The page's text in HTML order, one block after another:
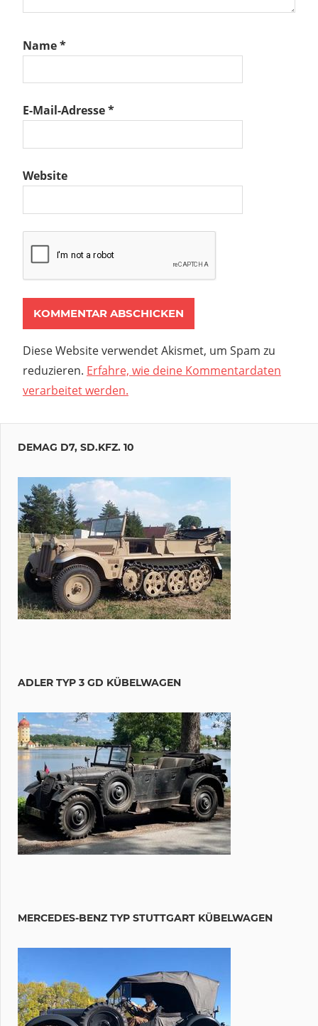
Name*
E-Mail-Adresse*
Website
Diese Website verwendet Akismet, um Spam zu
reduzieren. Erfahre, wie deine Kommentardaten
verarbeitet werden.
DEMAG D7, SD.KFZ. 10
ADLER TYP 3 GD KÜBELWAGEN
MERCEDES-BENZ TYP STUTTGART KÜBELWAGEN